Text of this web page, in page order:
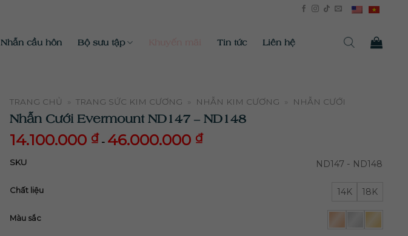
Nhẫn cầu hôn Bộ sưu tập Tin tức Liên hệ
TRANG CHỦ » TRANG SỨC KIM CƯƠNG » NHẪN KIM CƯƠNG » NHẪN CƯỚI
Nhẫn Cưới Evermount ND147 – ND148
14.100.000 ₫ - 46.000.000 ₫
14.100.000 46.000.000
SKU ND147 - ND148
Chất liệu 14K 18K
Màu sắc